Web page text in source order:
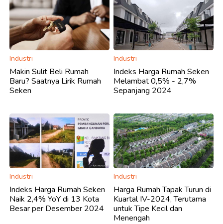
Industri
Makin Sulit Beli Rumah
Baru? Saatnya Lirik Rumah
Seken
Industri
Indeks Harga Rumah Seken
Melambat 0,5% - 2,7%
Sepanjang 2024
Industri
Indeks Harga Rumah Seken
Naik 2,4% YoY di 13 Kota
Besar per Desember 2024
Industri
Harga Rumah Tapak Turun di
Kuartal IV-2024, Terutama
untuk Tipe Kecil dan
Menengah